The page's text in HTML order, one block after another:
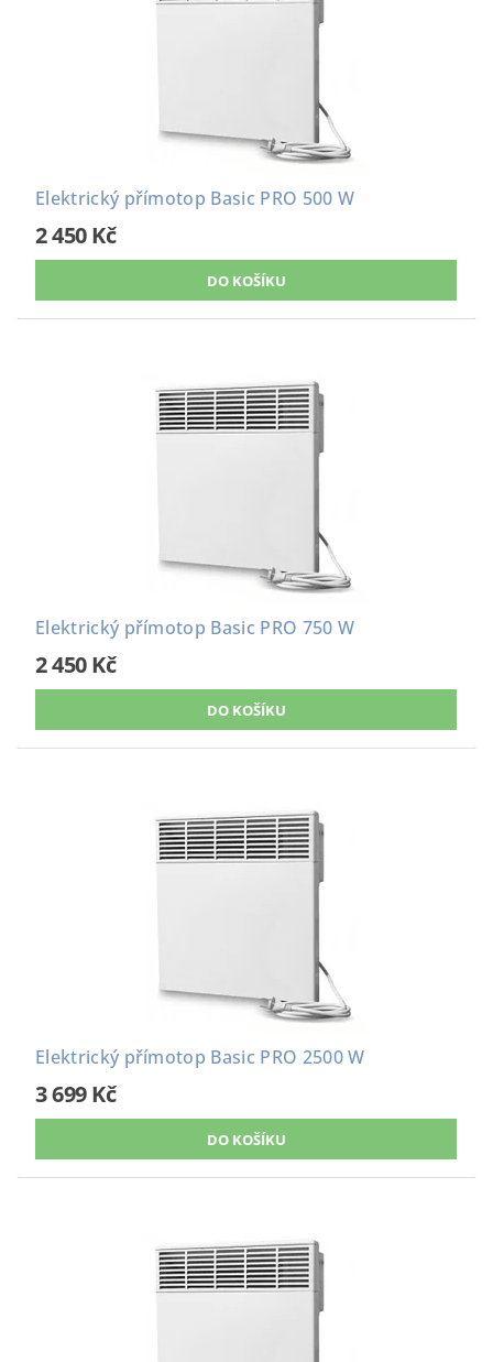
Elektrický přímotop Basic PRO 500 W
2 450 Kč
Elektrický přímotop Basic PRO 750 W
2 450 Kč
Elektrický přímotop Basic PRO 2500 W
3 699 Kč